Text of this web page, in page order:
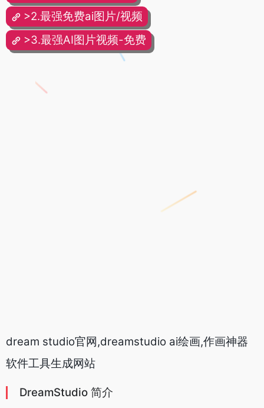
>2.最强免费ai图片/视频
>3.最强AI图片视频-免费
dream studio官网,dreamstudio ai绘画,作画神器
软件工具生成网站
DreamStudio 简介